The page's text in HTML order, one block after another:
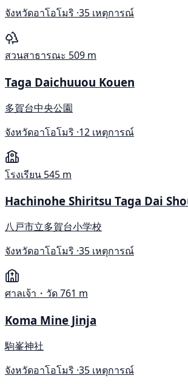
จังหวัดอาโอโมริ ·35 เหตุการณ์
สวนสาธารณะ 509 m
Taga Daichuuou Kouen
多賀台中央公園
จังหวัดอาโอโมริ ·12 เหตุการณ์
โรงเรียน 545 m
Hachinohe Shiritsu Taga Dai
八戸市立多賀台小学校
จังหวัดอาโอโมริ ·35 เหตุการณ์
ศาลเจ้า・วัด761 m
Koma Mine Jinja
駒峯神社
จังหวัดอาโอโมริ ·35 เหตุการณ์